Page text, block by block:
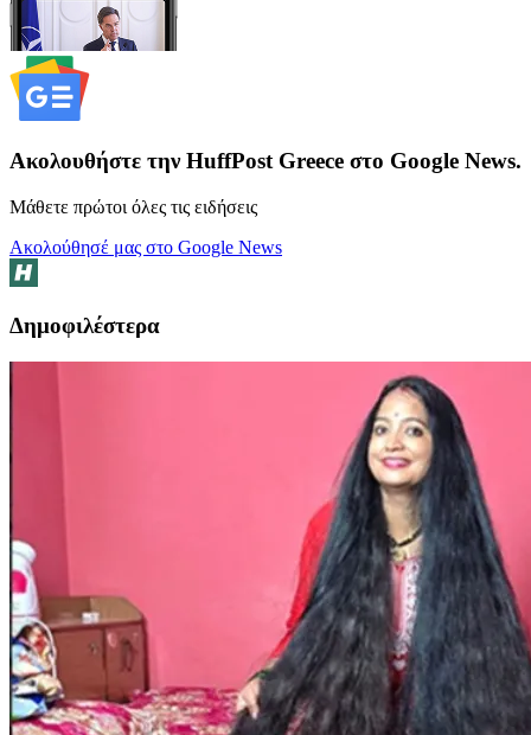
Ακολουθήστε την HuffPost Greece στο Google News.
Μάθετε πρώτοι όλες τις ειδήσεις
Ακολούθησέ μας στο Google News
Δημοφιλέστερα